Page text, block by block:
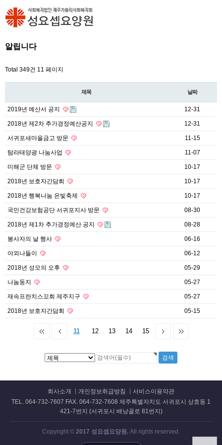
알립니다
Total 349건 11 페이지
제목 날짜
2019년 예산서 공지 12-31
2018년 제2차 추가경정예산공지 12-31
서귀포새마을금고 방문 11-15
탐라태양광 나눔사업 11-07
미해군 단체 방문 10-17
2018년 보호자간담회 10-17
2018년 행복나눔 은빛축제 10-17
국민건강보험공단 서귀포지사 방문 08-30
2018년 제1차 추가경정예산 공지 08-28
봉사자의 날 행사 06-16
야외나들이 06-12
2018년 성모의 오후 05-29
나눔둥지 05-27
재속프란치스꼬회 제주지구 05-27
2018년 보호자간담회 05-15
11 12 13 14 15
회사소개 개인정보취급방침
서비스이용약관
TEL. 064-732-7607 FAX. 064-732-7608 제주특별자치도 서귀포시 상효동 1
421-7번지 (서귀포시 배낭골로 81번지)
Copyright © 2017 성요셉요양원. All rights reserved.